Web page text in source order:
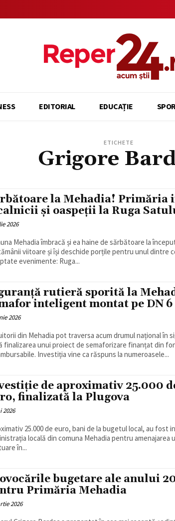
EDITORIAL EDUCAȚIE
ETICHETE
Grigore
la Mehadia! Primăria
și oaspeții la Ruga
2026
Mehadia îmbracă și ea haine de sărbătoare la
viitoare și își deschide porțile pentru unul dintre
evenimente: Ruga...
rutieră sporită la
inteligent montat pe DN 6
2026
din Mehadia pot traversa acum drumul național în
finalizarea unui proiect de semaforizare finanțat din
Investiția vine ca răspuns la numeroasele...
de aproximativ 25.000
finalizată la Plugova
2026
25.000 de euro, bani de la bugetul local, au fost
locală din comuna Mehadia pentru amenajarea
în...
bugetare ale anului
Primăria Mehadia
2026